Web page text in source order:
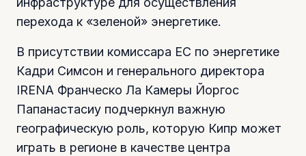
перехода к «зеленой» энергетике.
В присутствии комиссара ЕС по энергетике
Кадри Симсон и генерального директора
IRENA Франческо Ла Камеры Йоргос
Папанастасиу подчеркнул важную
географическую роль, которую Кипр может
играть в регионе в качестве центра